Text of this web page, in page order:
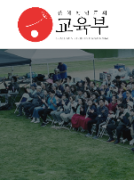
교육부
소개
ABOUT
US